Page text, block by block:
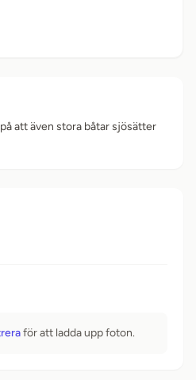
att även stora båtar sjösätter
för att ladda upp foton.